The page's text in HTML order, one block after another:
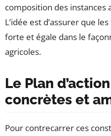
composition des instances
L’idée est d’assurer que
forte et égale dans le
agricoles.
Le Plan
concrètes et
Pour contrecarrer ces